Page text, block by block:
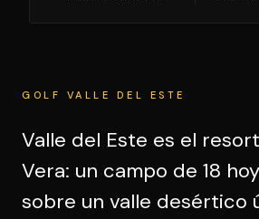
GOLF VALLE DEL ESTE
Valle del Este es el
Vera: un campo de 18
sobre un valle desértico